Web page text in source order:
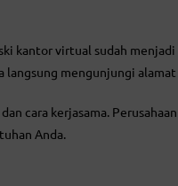
virtual sudah menjadi
mengunjungi
cara kerjasama.
Anda.